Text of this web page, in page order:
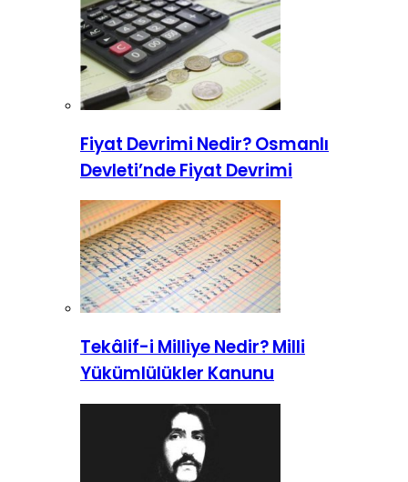
Fiyat Devrimi Nedir? Osmanlı
Devleti’nde Fiyat Devrimi
Tekâlif-i Milliye Nedir? Milli
Yükümlülükler Kanunu